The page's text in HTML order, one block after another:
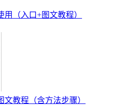
（入口+图文教程）
教程（含方法步骤）